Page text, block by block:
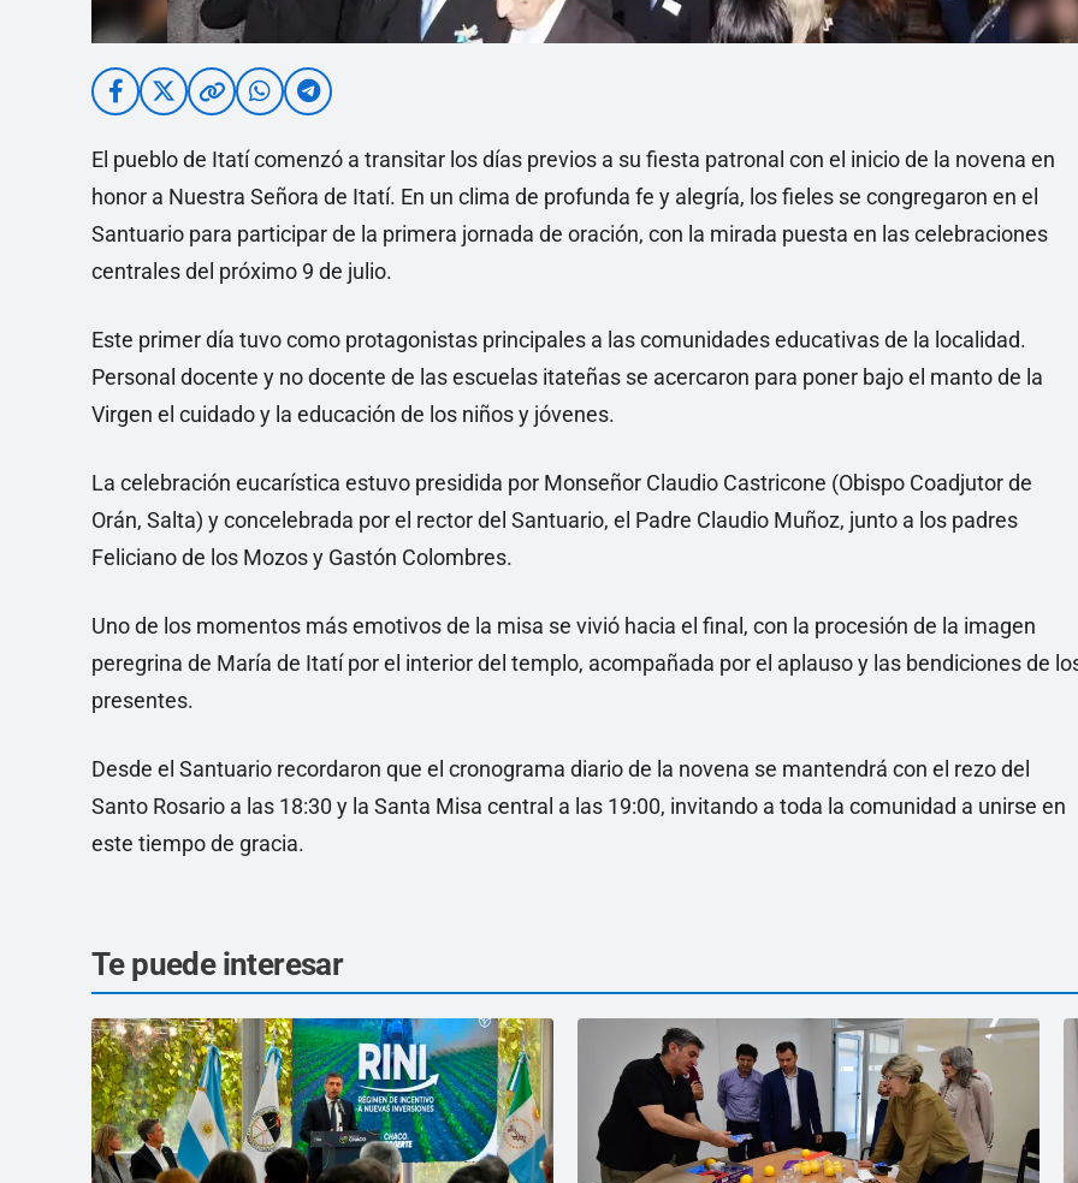
El pueblo de Itatí comenzó a transitar los días previos a su fiesta patronal con el inicio de la novena en
honor a Nuestra Señora de Itatí. En un clima de profunda fe y alegría, los fieles se congregaron en el
Santuario para participar de la primera jornada de oración, con la mirada puesta en las celebraciones
centrales del próximo 9 de julio.
Este primer día tuvo como protagonistas principales a las comunidades educativas de la localidad.
Personal docente y no docente de las escuelas itateñas se acercaron para poner bajo el manto de la
Virgen el cuidado y la educación de los niños y jóvenes.
La celebración eucarística estuvo presidida por Monseñor Claudio Castricone (Obispo Coadjutor de
Orán, Salta) y concelebrada por el rector del Santuario, el Padre Claudio Muñoz, junto a los padres
Feliciano de los Mozos y Gastón Colombres.
Uno de los momentos más emotivos de la misa se vivió hacia el final, con la procesión de la imagen
peregrina de María de Itatí por el interior del templo, acompañada por el aplauso y las bendiciones de
presentes.
Desde el Santuario recordaron que el cronograma diario de la novena se mantendrá con el rezo del
Santo Rosario a las 18:30 y la Santa Misa central a las 19:00, invitando a toda la comunidad a unirse en
este tiempo de gracia.
Te puede interesar